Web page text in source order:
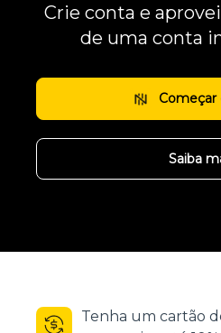
Crie conta e
de uma conta
Começar
Saiba
Tenha um cartão